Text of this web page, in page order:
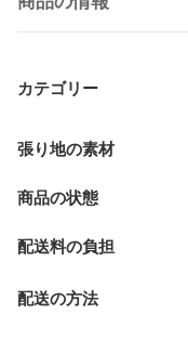
カテゴリー
張り地の素材
商品の状態
配送料の負担
配送の方法